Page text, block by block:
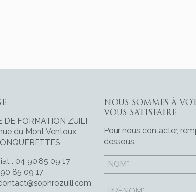
DE FORMATION ZUILI
du Mont Ventoux
: 04 90 85 09 17
85 09 17
NOUS SOMMES À
VOUS SATISFAIRE
Pour nous contacter,
dessous.